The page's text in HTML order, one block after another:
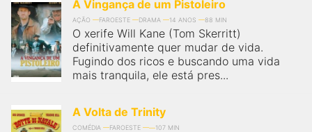
A Vingança de um Pistoleiro
AÇÃO FAROESTE DRAMA 14 ANOS 88 MIN
O xerife Will Kane (Tom Skerritt)
definitivamente quer mudar de vida.
Fugindo dos ricos e buscando uma vida
mais tranquila, ele está pres...
A Volta de Trinity
COMÉDIA FAROESTE 107 MIN